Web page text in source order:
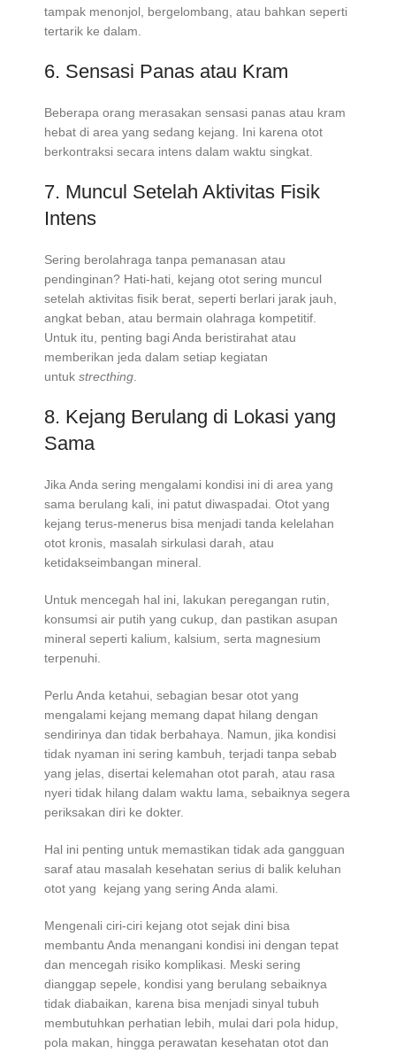
tampak menonjol, bergelombang, atau bahkan seperti
tertarik ke dalam.
6. Sensasi Panas atau Kram
Beberapa orang merasakan sensasi panas atau kram
hebat di area yang sedang kejang. Ini karena otot
berkontraksi secara intens dalam waktu singkat.
7. Muncul Setelah Aktivitas Fisik
Intens
Sering berolahraga tanpa pemanasan atau
pendinginan? Hati-hati, kejang otot sering muncul
setelah aktivitas fisik berat, seperti berlari jarak jauh,
angkat beban, atau bermain olahraga kompetitif.
Untuk itu, penting bagi Anda beristirahat atau
memberikan jeda dalam setiap kegiatan
untuk strecthing
8. Kejang Berulang di Lokasi yang
Sama
Jika Anda sering mengalami kondisi ini di area yang
sama berulang kali, ini patut diwaspadai. Otot yang
kejang terus-menerus bisa menjadi tanda kelelahan
otot kronis, masalah sirkulasi darah, atau
ketidakseimbangan mineral.
Untuk mencegah hal ini, lakukan peregangan rutin,
konsumsi air putih yang cukup, dan pastikan asupan
mineral seperti kalium, kalsium, serta magnesium
terpenuhi.
Perlu Anda ketahui, sebagian besar otot yang
mengalami kejang memang dapat hilang dengan
sendirinya dan tidak berbahaya. Namun, jika kondisi
tidak nyaman ini sering kambuh, terjadi tanpa sebab
yang jelas, disertai kelemahan otot parah, atau rasa
nyeri tidak hilang dalam waktu lama, sebaiknya segera
periksakan diri ke dokter.
Hal ini penting untuk memastikan tidak ada gangguan
saraf atau masalah kesehatan serius di balik keluhan
otot yang kejang yang sering Anda alami.
Mengenali ciri-ciri kejang otot sejak dini bisa
membantu Anda menangani kondisi ini dengan tepat
dan mencegah risiko komplikasi. Meski sering
dianggap sepele, kondisi yang berulang sebaiknya
tidak diabaikan, karena bisa menjadi sinyal tubuh
membutuhkan perhatian lebih, mulai dari pola hidup,
pola makan, hingga perawatan kesehatan otot dan